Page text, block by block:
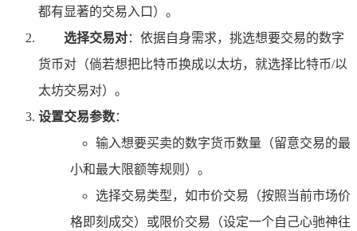
都有显著的交易入口）。
选择交易对：依据自身需求，挑选想要交易的数字
货币对（倘若想把比特币换成以太坊，就选择比特币/以
太坊交易对）。
设置交易参数：
输入想要买卖的数字货币数量（留意交易的最
小和最大限额等规则）。
选择交易类型，如市价交易（按照当前市场价
格即刻成交）或限价交易（设定一个自己心驰神往